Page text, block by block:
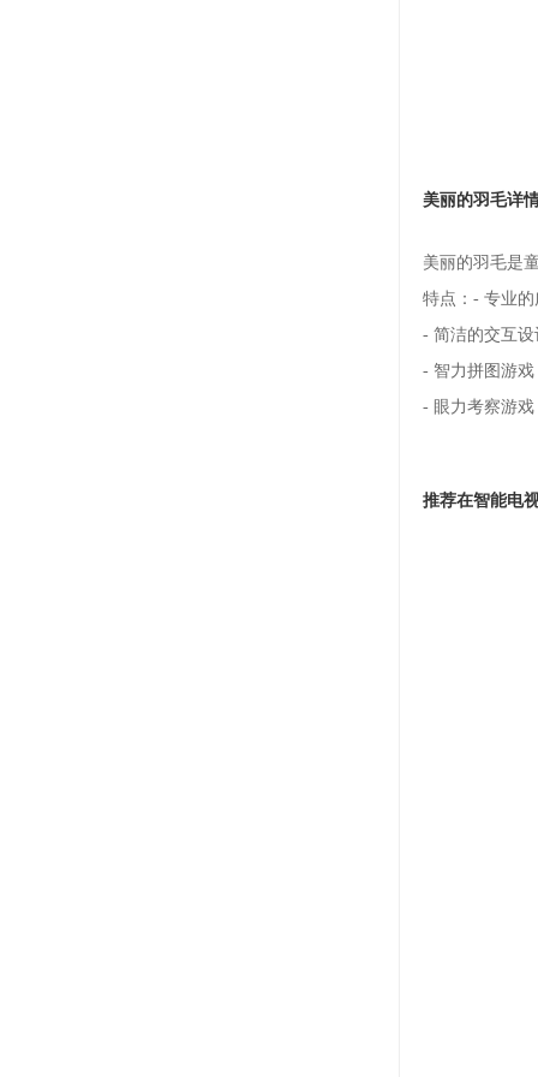
美丽的羽毛详
美丽的羽毛是
特点：- 专业的
- 简洁的交互设
- 智力拼图游戏
- 眼力考察游戏
推荐在智能电